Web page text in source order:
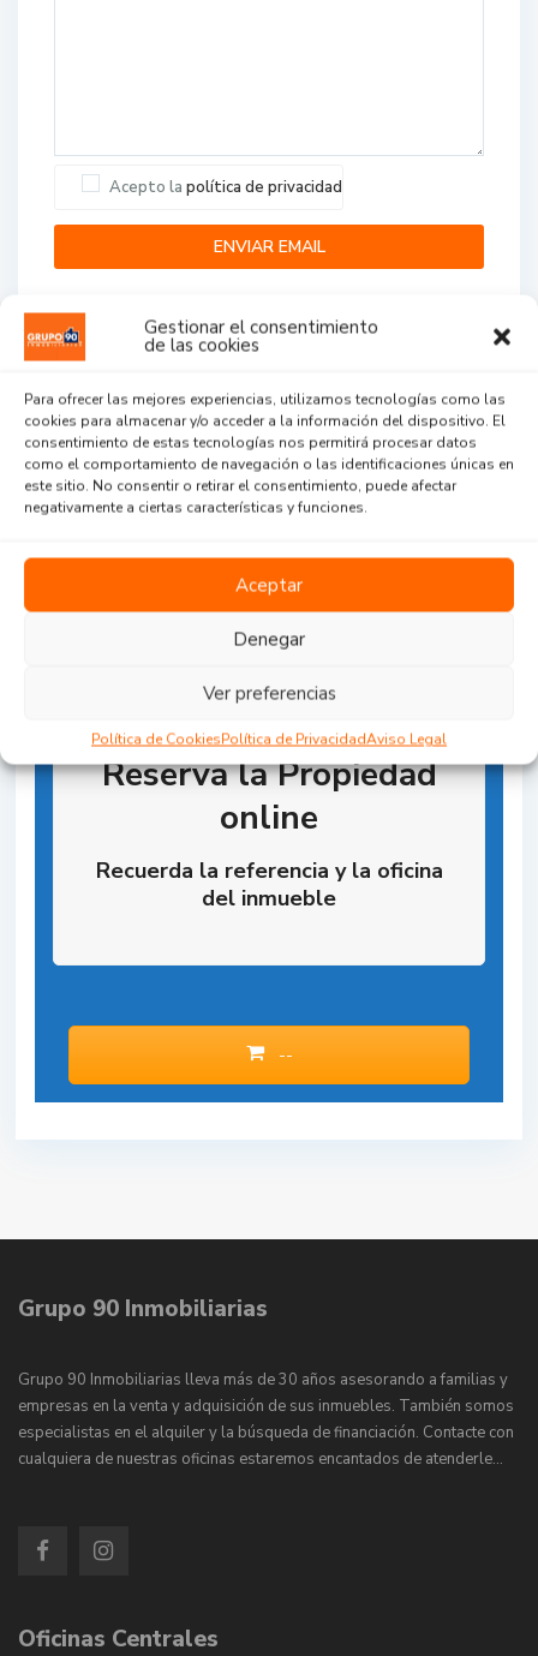
Gestionar el consentimiento
de las cookies
Para ofrecer las mejores experiencias, utilizamos tecnologías como las
cookies para almacenar y/o acceder a la información del dispositivo. El
consentimiento de estas tecnologías nos permitirá procesar datos
como el comportamiento de navegación o las identificaciones únicas en
este sitio. No consentir o retirar el consentimiento, puede afectar
negativamente a ciertas características y funciones.
Aceptar
Denegar
Ver preferencias
Política de CookiesPolítica de PrivacidadAviso Legal
Acepto la política de privacidad
Agent Reviews
...
Reserva la Propiedad
online
Recuerda la referencia y la oficina
del inmueble
--
Grupo 90 Inmobiliarias
Grupo 90 Inmobiliarias lleva más de 30 años asesorando a familias y
empresas en la venta y adquisición de sus inmuebles. También somos
especialistas en el alquiler y la búsqueda de financiación. Contacte con
cualquiera de nuestras oficinas estaremos encantados de atenderle…
Oficinas Centrales